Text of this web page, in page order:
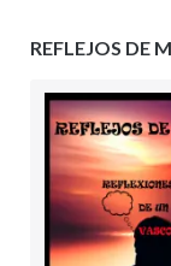
REFLEJOS DE